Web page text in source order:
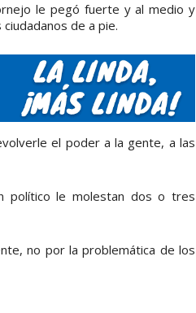
le pegó fuerte y al medio y
de a pie.
el poder a la gente, a las
político le molestan dos o tres
no por la problemática de los